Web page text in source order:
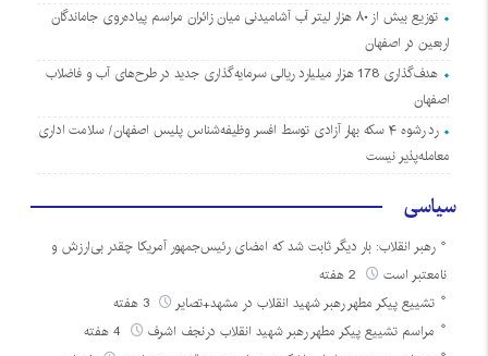
توزیع بیش از ۸۰ هزار لیتر آب آشامیدنی میان زائران مراسم پیاده‌روی جاماندگان
اربعین در اصفهان
هدف‌گذاری 178 هزار میلیارد ریالی سرمایه‌گذاری جدید در طرح‌های آب و فاضلاب
اصفهان
رد رشوه ۴ سکه بهار آزادی توسط افسر وظیفه‌شناس پلیس اصفهان/ سلامت اداری
معامله‌پذیر نیست
سیاسی
رهبر انقلاب: بار دیگر ثابت شد که امضای رئیس‌جمهور آمریکا چقدر بی‌ارزش و
نامعتبر است
تشییع پیکر مطهر رهبر شهید انقلاب در مشهد+تصایر
3 هفته
مراسم تشییع پیکر مطهر رهبر شهید انقلاب درنجف اشرف